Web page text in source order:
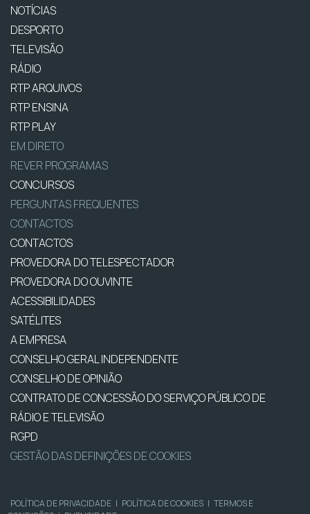
NOTÍCIAS
DESPORTO
TELEVISÃO
RÁDIO
RTP ARQUIVOS
RTP ENSINA
RTP PLAY
EM DIRETO
REVER PROGRAMAS
CONCURSOS
PERGUNTAS FREQUENTES
CONTACTOS
CONTACTOS
PROVEDORA DO TELESPECTADOR
PROVEDORA DO OUVINTE
ACESSIBILIDADES
SATÉLITES
A EMPRESA
CONSELHO GERAL INDEPENDENTE
CONSELHO DE OPINIÃO
CONTRATO DE CONCESSÃO DO SERVIÇO PÚBLICO DE
RÁDIO E TELEVISÃO
RGPD
GESTÃO DAS DEFINIÇÕES DE COOKIES
POLÍTICA DE PRIVACIDADE | POLÍTICA DE COOKIES | TERMOS E